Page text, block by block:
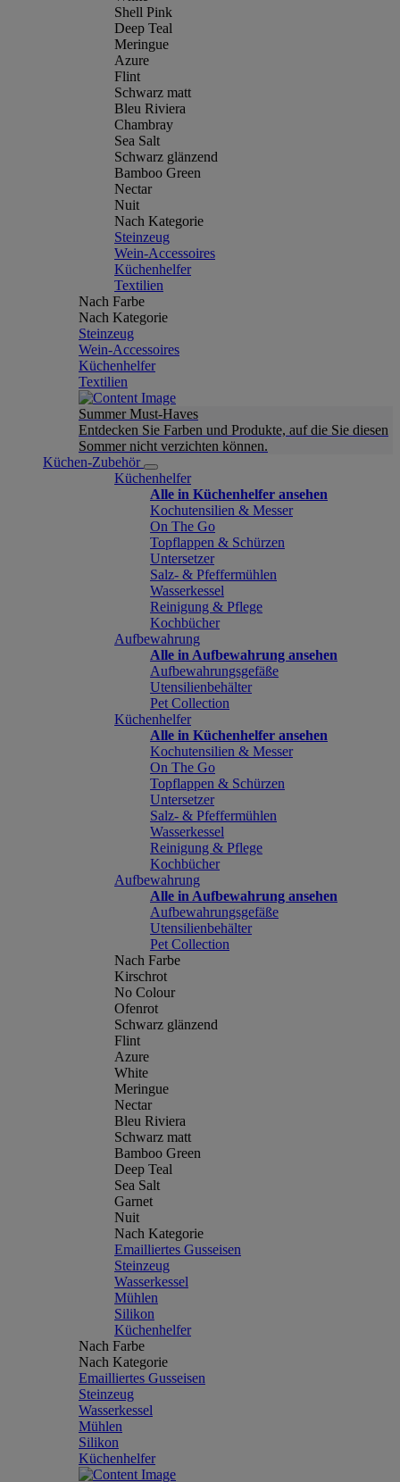
Shell Pink
Deep Teal
Meringue
Azure
Flint
Schwarz matt
Bleu Riviera
Chambray
Sea Salt
Schwarz glänzend
Bamboo Green
Nectar
Nuit
Nach Kategorie
Steinzeug
Wein-Accessoires
Küchenhelfer
Textilien
Nach Farbe
Nach Kategorie
Steinzeug
Wein-Accessoires
Küchenhelfer
Textilien
Summer Must-Haves
Entdecken Sie Farben und Produkte, auf die Sie diesen
Sommer nicht verzichten können.
Küchen-Zubehör
Küchenhelfer
Alle in Küchenhelfer ansehen
Kochutensilien & Messer
On The Go
Topflappen & Schürzen
Untersetzer
Salz- & Pfeffermühlen
Wasserkessel
Reinigung & Pflege
Kochbücher
Aufbewahrung
Alle in Aufbewahrung ansehen
Aufbewahrungsgefäße
Utensilienbehälter
Pet Collection
Küchenhelfer
Alle in Küchenhelfer ansehen
Kochutensilien & Messer
On The Go
Topflappen & Schürzen
Untersetzer
Salz- & Pfeffermühlen
Wasserkessel
Reinigung & Pflege
Kochbücher
Aufbewahrung
Alle in Aufbewahrung ansehen
Aufbewahrungsgefäße
Utensilienbehälter
Pet Collection
Nach Farbe
Kirschrot
No Colour
Ofenrot
Schwarz glänzend
Flint
Azure
White
Meringue
Nectar
Bleu Riviera
Schwarz matt
Bamboo Green
Deep Teal
Sea Salt
Garnet
Nuit
Nach Kategorie
Emailliertes Gusseisen
Steinzeug
Wasserkessel
Mühlen
Silikon
Küchenhelfer
Nach Farbe
Nach Kategorie
Emailliertes Gusseisen
Steinzeug
Wasserkessel
Mühlen
Silikon
Küchenhelfer